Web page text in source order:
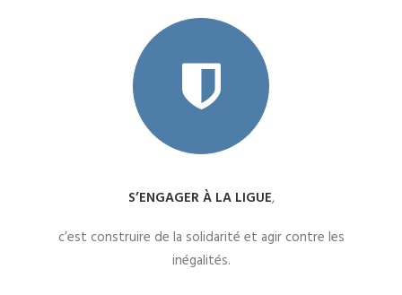
S’ENGAGER À LA LIGUE,
c’est construire de la solidarité et agir contre les
inégalités.